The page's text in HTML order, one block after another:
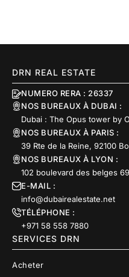
DRN REAL ESTATE
NUMERO RERA : 26337
NOS BUREAUX À DUBAI :
Dubai : The Opus tower by
NOS BUREAUX À PARIS :
39 Rte de la Reine, 92100
NOS BUREAUX À LYON :
102 boulevard des belges
E-MAIL :
info@dubairealestate.net
TÉLÉPHONE :
+971 58 558 7880
SERVICES DRN
Acheter